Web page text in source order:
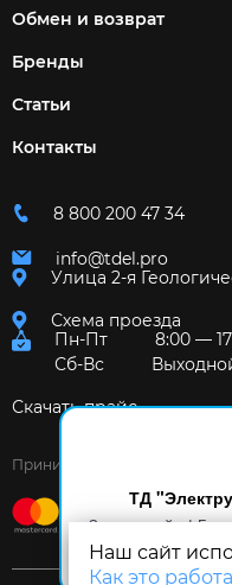
ТД
Здравствуйте!
вам. Напишите
вас появятся
Наш сайт
Как это
Обмен и возврат
Бренды
Статьи
Контакты
8 800 200 47 34
info@tdel.pro
Улица 2-я
Схема проезда
Пн-Пт
8:00 —
Сб-Вс
Скачать прайс
Принимаем к оплате: